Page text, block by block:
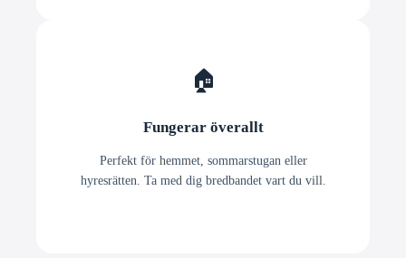
🏠
Fungerar överallt
Perfekt för hemmet, sommarstugan eller
hyresrätten. Ta med dig bredbandet vart du vill.